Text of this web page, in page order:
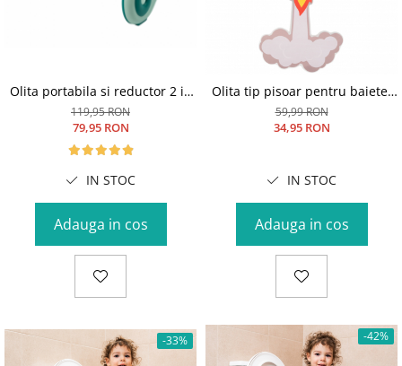
Olita portabila si reductor 2 in
1 + 10 pungi de unica folosinta,
Turcoaz
119,95 RON
79,95 RON
IN STOC
Adauga in cos
Olita tip pisoar pentru baietei
Babysnugg - model racheta,
carlig inclus, montare pe
59,99 RON
34,95 RON
IN STOC
Adauga in cos
-33% -42%